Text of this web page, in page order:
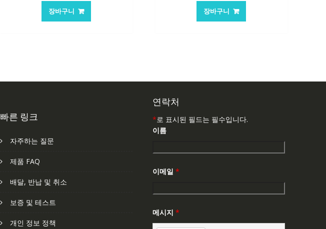
가
격:
장바구니
가
격:
장바구니
빠른 링크
자주하는 질문
제품 FAQ
배달, 반납 및 취소
보증 및 테스트
개인 정보 정책
연락처
*로 표시된 필드는 필수입니다.
이름
이메일 *
메시지 *